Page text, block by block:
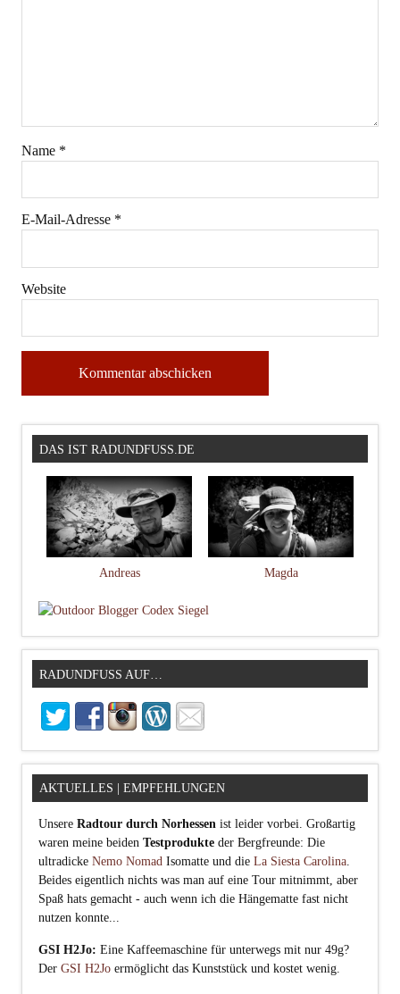
Name *
E-Mail-Adresse *
Website
DAS IST RADUNDFUSS.DE
Andreas Magda
RADUNDFUSS AUF…
AKTUELLES | EMPFEHLUNGEN
Unsere Radtour durch Norhessen ist leider vorbei. Großartig
waren meine beiden Testprodukte der Bergfreunde: Die
ultradicke Nemo Nomad Isomatte und die La Siesta Carolina.
Beides eigentlich nichts was man auf eine Tour mitnimmt, aber
Spaß hats gemacht - auch wenn ich die Hängematte fast nicht
nutzen konnte...
GSI H2Jo: Eine Kaffeemaschine für unterwegs mit nur 49g?
Der GSI H2Jo ermöglicht das Kunststück und kostet wenig.